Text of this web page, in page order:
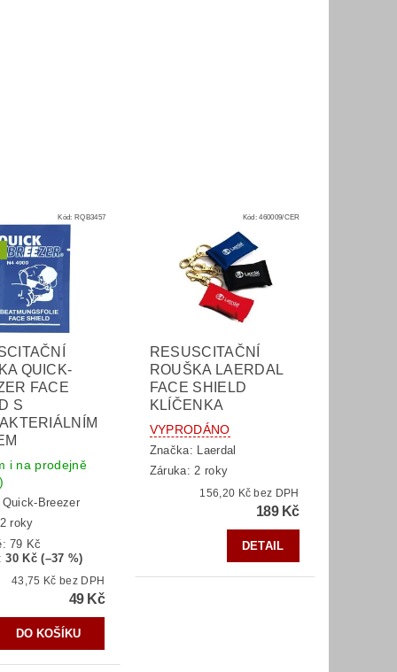
Kód: RQB3457
QUICK-
FACE
S
i na prodejně
Quick-Breezer
roky
79 Kč
30 Kč (–37 %)
43,75 Kč bez DPH
49 Kč
Kód:460009/CER
RESUSCITAČNÍ
ROUŠKA LAERDAL
FACE SHIELD
KLÍČENKA
VYPRODÁNO
Značka: Laerdal
Záruka: 2 roky
156,20 Kč bez DPH
189 Kč
DETAIL